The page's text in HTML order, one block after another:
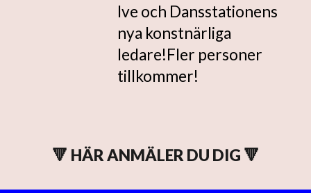
Ive och Dansstationens
nya konstnärliga
ledare!Fler personer
tillkommer!
🔻 HÄR ANMÄLER DU DIG 🔻